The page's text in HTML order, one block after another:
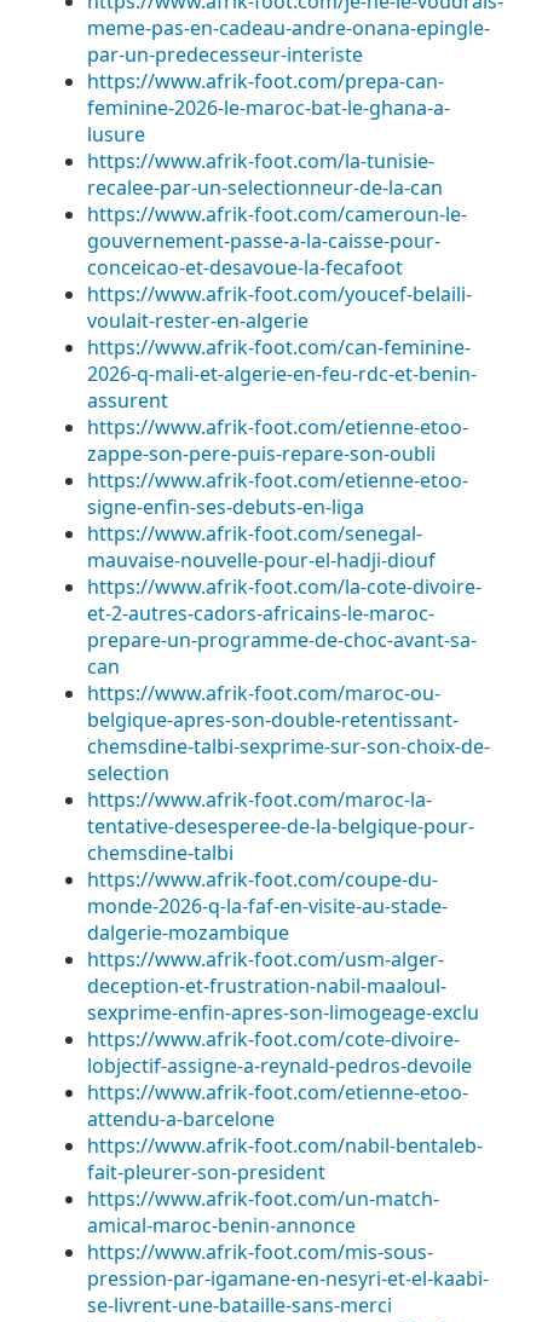
meme-pas-en-cadeau-andre-onana-epingle-
par-un-predecesseur-interiste
https://www.afrik-foot.com/prepa-can-
feminine-2026-le-maroc-bat-le-ghana-a-
lusure
https://www.afrik-foot.com/la-tunisie-
recalee-par-un-selectionneur-de-la-can
https://www.afrik-foot.com/cameroun-le-
gouvernement-passe-a-la-caisse-pour-
conceicao-et-desavoue-la-fecafoot
https://www.afrik-foot.com/youcef-belaili-
voulait-rester-en-algerie
https://www.afrik-foot.com/can-feminine-
2026-q-mali-et-algerie-en-feu-rdc-et-benin-
assurent
https://www.afrik-foot.com/etienne-etoo-
zappe-son-pere-puis-repare-son-oubli
https://www.afrik-foot.com/etienne-etoo-
signe-enfin-ses-debuts-en-liga
https://www.afrik-foot.com/senegal-
mauvaise-nouvelle-pour-el-hadji-diouf
https://www.afrik-foot.com/la-cote-divoire-
et-2-autres-cadors-africains-le-maroc-
prepare-un-programme-de-choc-avant-sa-
can
https://www.afrik-foot.com/maroc-ou-
belgique-apres-son-double-retentissant-
chemsdine-talbi-sexprime-sur-son-choix-de-
selection
https://www.afrik-foot.com/maroc-la-
tentative-desesperee-de-la-belgique-pour-
chemsdine-talbi
https://www.afrik-foot.com/coupe-du-
monde-2026-q-la-faf-en-visite-au-stade-
dalgerie-mozambique
https://www.afrik-foot.com/usm-alger-
deception-et-frustration-nabil-maaloul-
sexprime-enfin-apres-son-limogeage-exclu
https://www.afrik-foot.com/cote-divoire-
lobjectif-assigne-a-reynald-pedros-devoile
https://www.afrik-foot.com/etienne-etoo-
attendu-a-barcelone
https://www.afrik-foot.com/nabil-bentaleb-
fait-pleurer-son-president
https://www.afrik-foot.com/un-match-
amical-maroc-benin-annonce
https://www.afrik-foot.com/mis-sous-
pression-par-igamane-en-nesyri-et-el-kaabi-
se-livrent-une-bataille-sans-merci